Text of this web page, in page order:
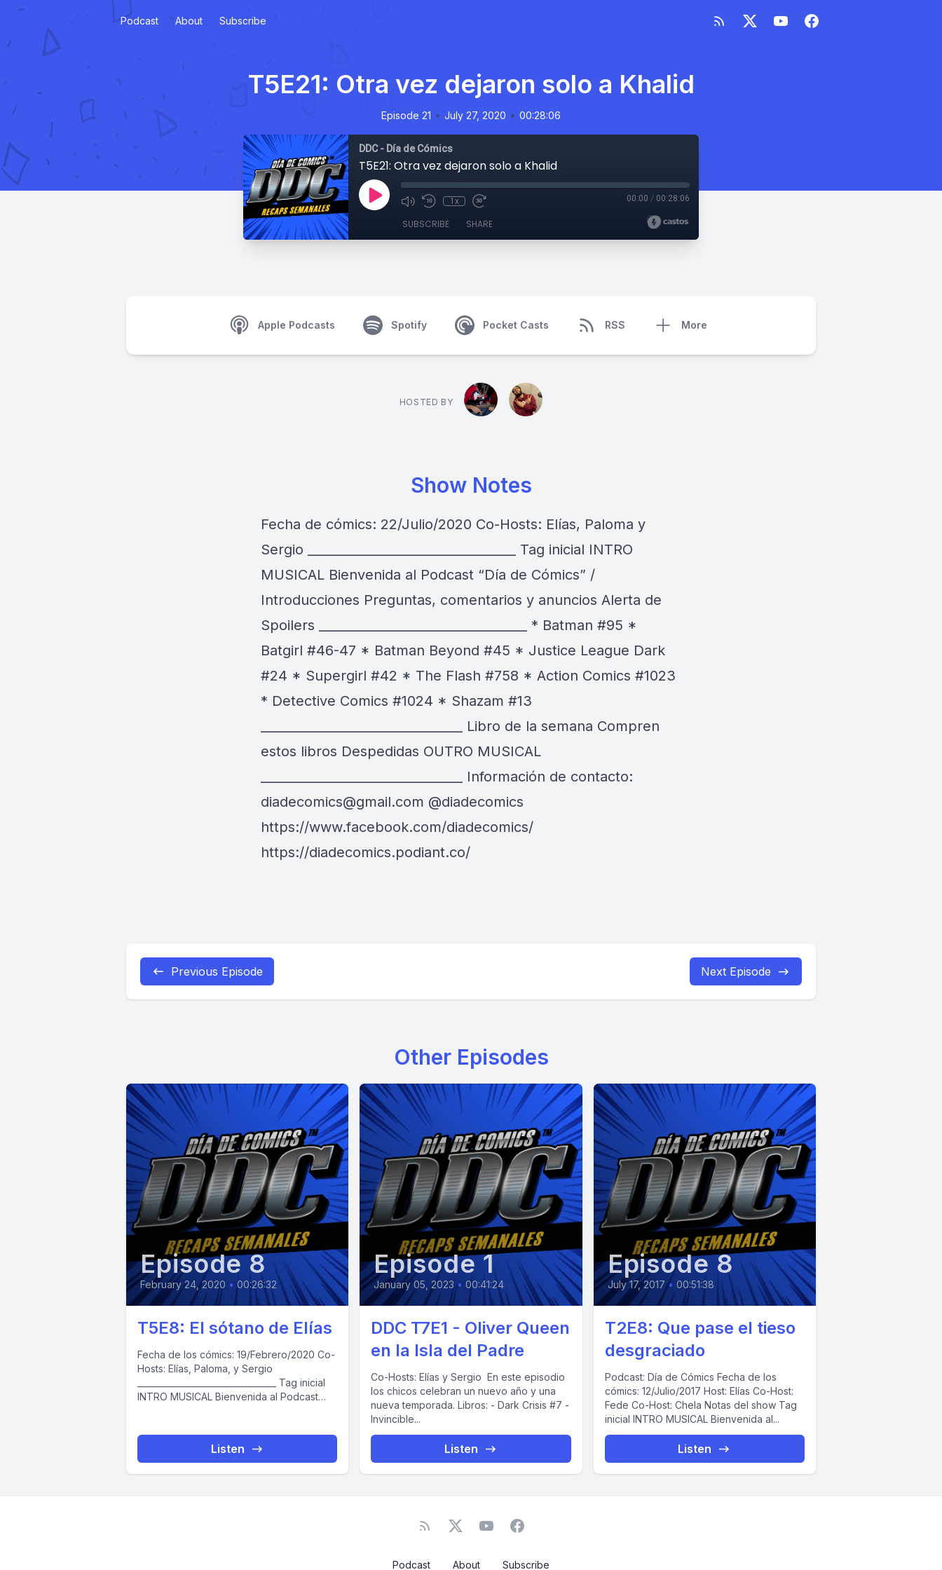
Podcast About Subscribe
T5E21: Otra vez dejaron solo a Khalid
Episode 21 • July 27, 2020 • 00:28:06
DDC - Día de Cómics
T5E21: Otra vez dejaron solo a Khalid
1x 00:00 / 00:28:06
SUBSCRIBE SHARE
Apple Podcasts Spotify Pocket Casts RSS More
HOSTED BY
Show Notes
Fecha de cómics: 22/Julio/2020 Co-Hosts: Elías, Paloma y
Sergio _________________________________ Tag inicial INTRO
MUSICAL Bienvenida al Podcast “Día de Cómics” /
Introducciones Preguntas, comentarios y anuncios Alerta de
Spoilers _________________________________ * Batman #95 *
Batgirl #46-47 * Batman Beyond #45 * Justice League Dark
#24 * Supergirl #42 * The Flash #758 * Action Comics #1023
* Detective Comics #1024 * Shazam #13
________________________________ Libro de la semana Compren
estos libros Despedidas OUTRO MUSICAL
________________________________ Información de contacto:
diadecomics@gmail.com @diadecomics
https://www.facebook.com/diadecomics/
https://diadecomics.podiant.co/
Previous Episode Next Episode
Other Episodes
Episode 8
February 24, 2020 • 00:26:32
T5E8: El sótano de Elías
Fecha de los cómics: 19/Febrero/2020 Co-
Hosts: Elías, Paloma, y Sergio
INTRO MUSICAL Bienvenida al Podcast
Listen
Episode 1
January 05, 2023 • 00:41:24
DDC T7E1 - Oliver Queen
en la Isla del Padre
Co-Hosts: Elías y Sergio En este episodio
los chicos celebran un nuevo año y una
nueva temporada. Libros: - Dark Crisis #7 -
Invincible...
Listen
Episode 8
July 17, 2017 • 00:51:38
T2E8: Que pase el tieso
desgraciado
Podcast: Día de Cómics Fecha de los
cómics: 12/Julio/2017 Host: Elías Co-Host:
Fede Co-Host: Chela Notas del show Tag
inicial INTRO MUSICAL Bienvenida al...
Listen
Podcast About Subscribe